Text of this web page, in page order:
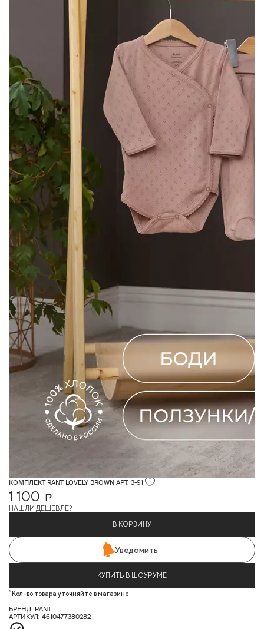
КОМПЛЕКТ RANT LOVELY BROWN АРТ. 3-91
1 100
Р
НАШЛИ ДЕШЕВЛЕ?
В КОРЗИНУ
Уведомить
КУПИТЬ В ШОУРУМЕ
* Кол-во товара уточняйте в магазине
БРЕНД: RANT
АРТИКУЛ: 4610477380282